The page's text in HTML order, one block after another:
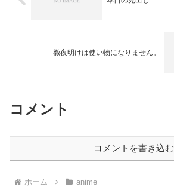
徹夜明けは使い物になりません。
コメント
コメントを書き込む
ホーム anime